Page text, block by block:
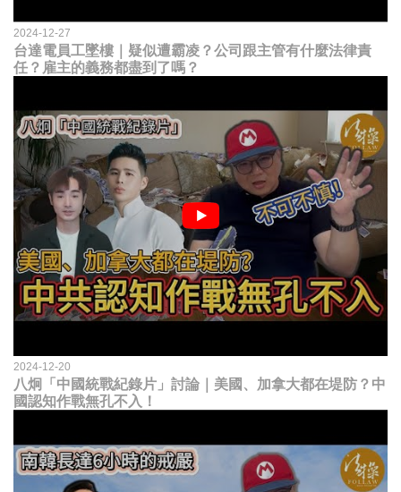
2024-12-27
台達電員工墜樓｜疑似遭霸凌？公司跟主管有什麼法律責
任？雇主的義務都盡到了嗎？
2024-12-20
八炯「中國統戰紀錄片」討論｜美國、加拿大都在堤防？中
國認知作戰無孔不入！